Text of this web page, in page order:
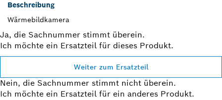
Beschreibung
Wärmebildkamera
Ja, die Sachnummer stimmt überein.
Ich möchte ein Ersatzteil für dieses Produkt.
Weiter zum Ersatzteil
Nein, die Sachnummer stimmt nicht überein.
Ich möchte ein Ersatzteil für ein anderes Produkt.